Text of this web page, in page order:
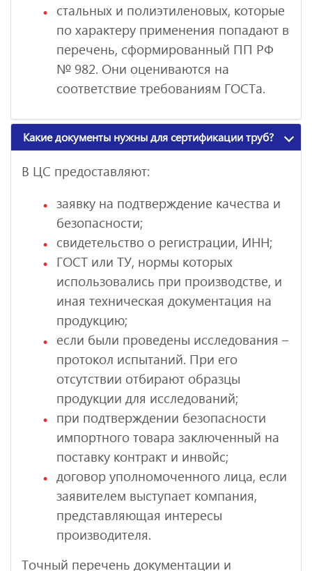
стальных и полиэтиленовых, которые
по характеру применения попадают в
перечень, сформированный ПП РФ
№ 982. Они оцениваются на
соответствие требованиям ГОСТа.
Какие документы нужны для сертификации труб?
В ЦС предоставляют:
заявку на подтверждение качества и
безопасности;
свидетельство о регистрации, ИНН;
ГОСТ или ТУ, нормы которых
использовались при производстве, и
иная техническая документация на
продукцию;
если были проведены исследования –
протокол испытаний. При его
отсутствии отбирают образцы
продукции для исследований;
при подтверждении безопасности
импортного товара заключенный на
поставку контракт и инвойс;
договор уполномоченного лица, если
заявителем выступает компания,
представляющая интересы
производителя.
Точный перечень документации и